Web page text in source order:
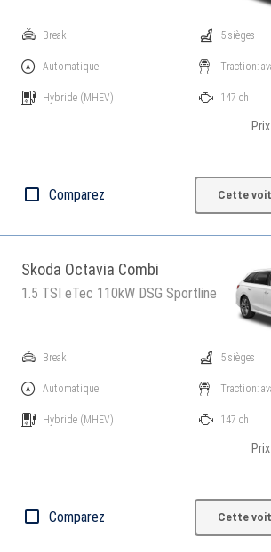
Break
Automatique
Hybride (MHEV)
5 sièges
Traction:
147 ch
Comparez Cette
Skoda Octavia Combi
1.5 TSI eTec 110kW DSG Sportline
Break
Automatique
Hybride (MHEV)
5 sièges
Traction:
147 ch
Comparez Cette